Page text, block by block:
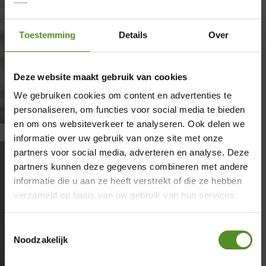
Toestemming Details Over
Deze website maakt gebruik van cookies
We gebruiken cookies om content en advertenties te
personaliseren, om functies voor social media te bieden
en om ons websiteverkeer te analyseren. Ook delen we
informatie over uw gebruik van onze site met onze
partners voor social media, adverteren en analyse. Deze
partners kunnen deze gegevens combineren met andere
informatie die u aan ze heeft verstrekt of die ze hebben
verzameld op basis van uw gebruik van hun services.
Noodzakelijk
Verschil lattenbodem en
Verschil lattenbodem en schotelbodem Het
Showroom Breda
Vrijdag 12:00 – 17:00
×